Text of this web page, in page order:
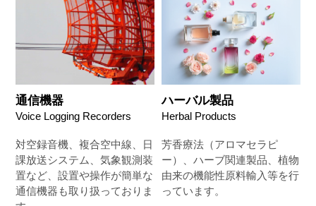
通信機器
Voice Logging Recorders
対空録音機、複合空中線、日
課放送システム、気象観測装
置など、設置や操作が簡単な
通信機器も取り扱っておりま
ハーバル製品
Herbal Products
芳香療法（アロマセラピ
ー）、ハーブ関連製品、植物
由来の機能性原料輸入等を行
っています。